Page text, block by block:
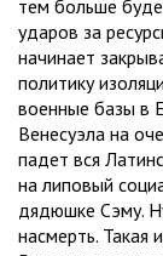
тем больше
ударов за
начинает
политику
военные базы в
Венесуэла на
падет вся
на липовый
дядюшке Сэму.
насмерть. Такая